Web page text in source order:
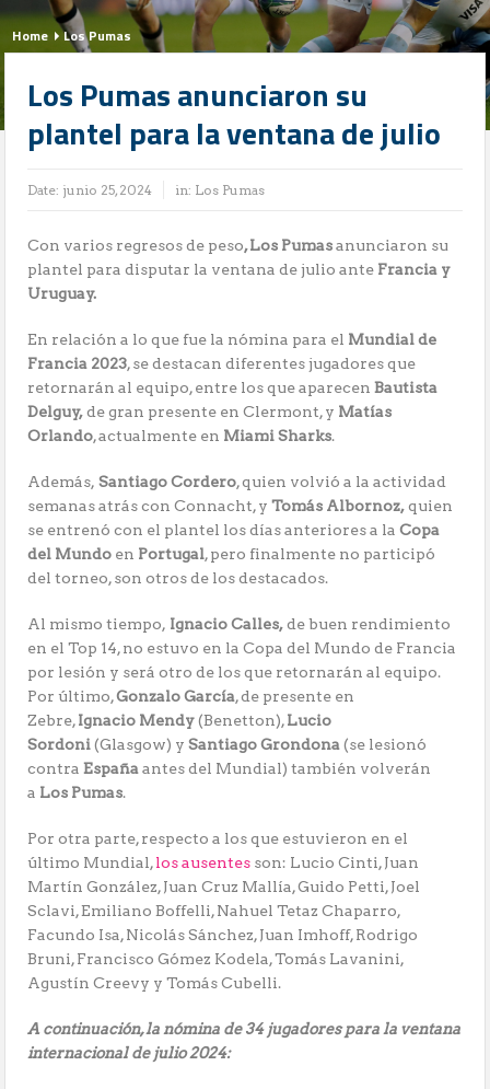
Home Los Pumas
Los Pumas anunciaron su
plantel para la ventana de julio
Date: junio 25, 2024 in: Los Pumas
Con varios regresos de peso, Los Pumasanunciaron su
plantel para disputar la ventana de julio ante Francia y
Uruguay.
En relación a lo que fue la nómina para el Mundial de
Francia 2023, se destacan diferentes jugadores que
retornarán al equipo, entre los que aparecenBautista
Delguy,de gran presente en Clermont, y Matías
Orlando, actualmente en Miami Sharks.
Además, Santiago Cordero, quien volvió a la actividad
semanas atrás con Connacht, y Tomás Albornoz,quien
se entrenó con el plantel los días anteriores a laCopa
del Mundo en Portugal, pero finalmente no participó
del torneo, son otros de los destacados.
Al mismo tiempo, Ignacio Calles,de buen rendimiento
en el Top 14, no estuvo en la Copa del Mundo de Francia
por lesión y será otro de los que retornarán al equipo.
Por último,Gonzalo García, de presente en
Zebre,Ignacio Mendy(Benetton),Lucio
Sordoni(Glasgow) ySantiago Grondona(se lesionó
contraEspañaantes del Mundial) también volverán
a Los Pumas.
Por otra parte, respecto a los que estuvieron en el
último Mundial,los ausentes son: Lucio Cinti, Juan
Martín González, Juan Cruz Mallía, Guido Petti, Joel
Sclavi, Emiliano Boffelli, Nahuel Tetaz Chaparro,
Facundo Isa, Nicolás Sánchez, Juan Imhoff, Rodrigo
Bruni, Francisco Gómez Kodela, Tomás Lavanini,
Agustín Creevy y Tomás Cubelli.
A continuación, la nómina de 34 jugadores para la ventana
internacional de julio 2024: